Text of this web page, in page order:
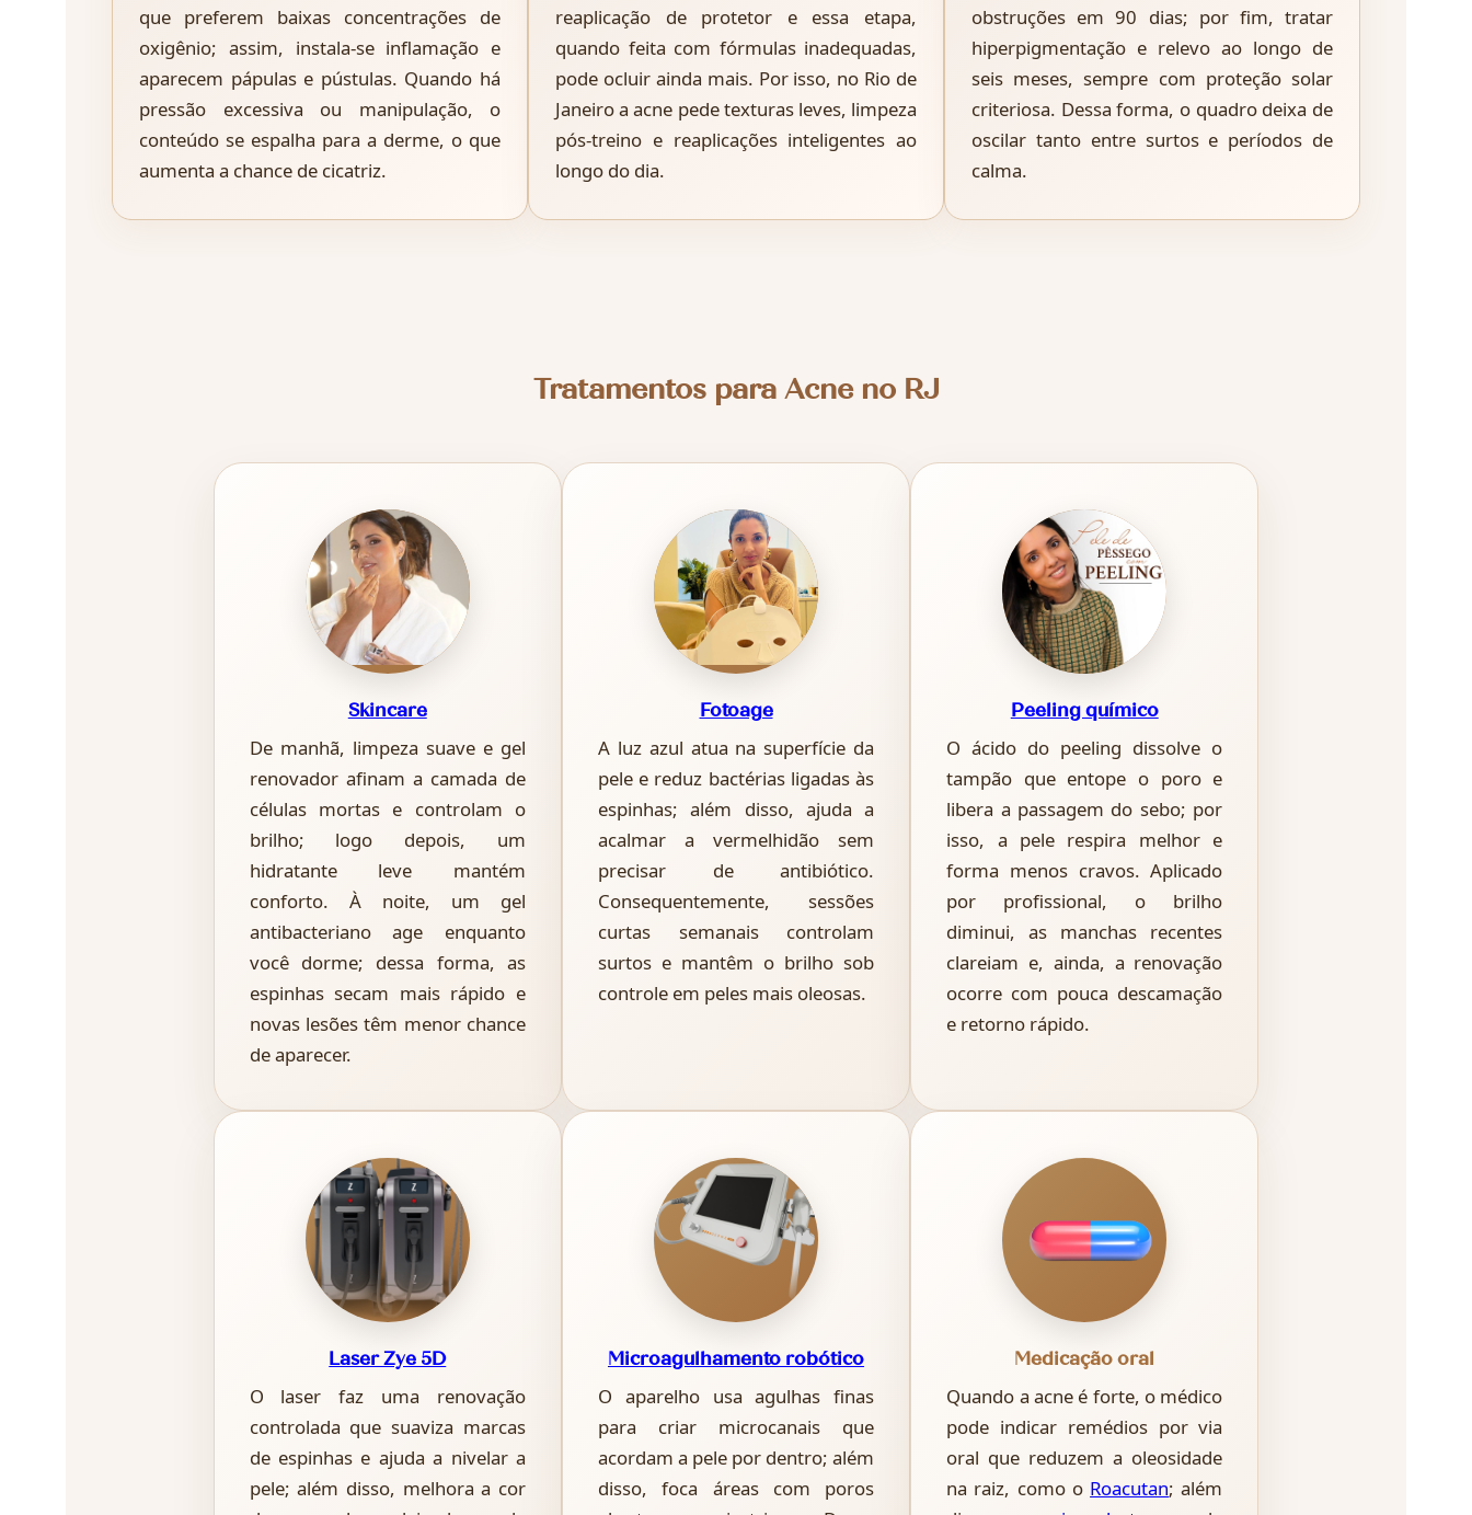
que preferem baixas concentrações de
oxigênio; assim, instala-se inflamação e
aparecem pápulas e pústulas. Quando há
pressão excessiva ou manipulação, o
conteúdo se espalha para a derme, o que
aumenta a chance de cicatriz.
reaplicação de protetor e essa etapa,
quando feita com fórmulas inadequadas,
pode ocluir ainda mais. Por isso, no Rio de
Janeiro a acne pede texturas leves, limpeza
pós-treino e reaplicações inteligentes ao
longo do dia.
obstruções em 90 dias; por fim, tratar
hiperpigmentação e relevo ao longo de
seis meses, sempre com proteção solar
criteriosa. Dessa forma, o quadro deixa de
oscilar tanto entre surtos e períodos de
calma.
Tratamentos para Acne no RJ
Skincare
De manhã, limpeza suave e gel
renovador afinam a camada de
células mortas e controlam o
brilho; logo depois, um
hidratante leve mantém
conforto. À noite, um gel
antibacteriano age enquanto
você dorme; dessa forma, as
espinhas secam mais rápido e
novas lesões têm menor chance
de aparecer.
Fotoage
A luz azul atua na superfície da
pele e reduz bactérias ligadas às
espinhas; além disso, ajuda a
acalmar a vermelhidão sem
precisar de antibiótico.
Consequentemente, sessões
curtas semanais controlam
surtos e mantêm o brilho sob
controle em peles mais oleosas.
Peeling químico
O ácido do peeling dissolve o
tampão que entope o poro e
libera a passagem do sebo; por
isso, a pele respira melhor e
forma menos cravos. Aplicado
por profissional, o brilho
diminui, as manchas recentes
clareiam e, ainda, a renovação
ocorre com pouca descamação
e retorno rápido.
Laser Zye 5D
O laser faz uma renovação
controlada que suaviza marcas
de espinhas e ajuda a nivelar a
pele; além disso, melhora a cor
Microagulhamento robótico
O aparelho usa agulhas finas
para criar microcanais que
acordam a pele por dentro; além
disso, foca áreas com poros
Medicação oral
Quando a acne é forte, o médico
pode indicar remédios por via
oral que reduzem a oleosidade
na raiz, como o Roacutan; além